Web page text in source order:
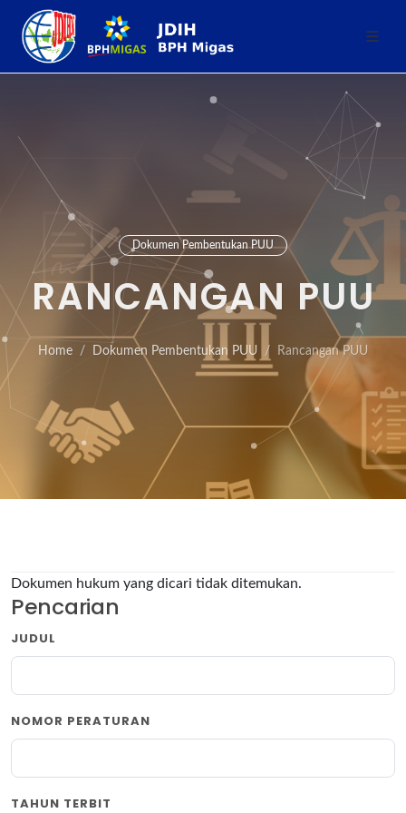
Dokumen Pembentukan PUU
RANCANGAN PUU
Home Dokumen Pembentukan PUU Rancangan PUU
Dokumen hukum yang dicari tidak ditemukan.
Pencarian
JUDUL
NOMOR PERATURAN
TAHUN TERBIT